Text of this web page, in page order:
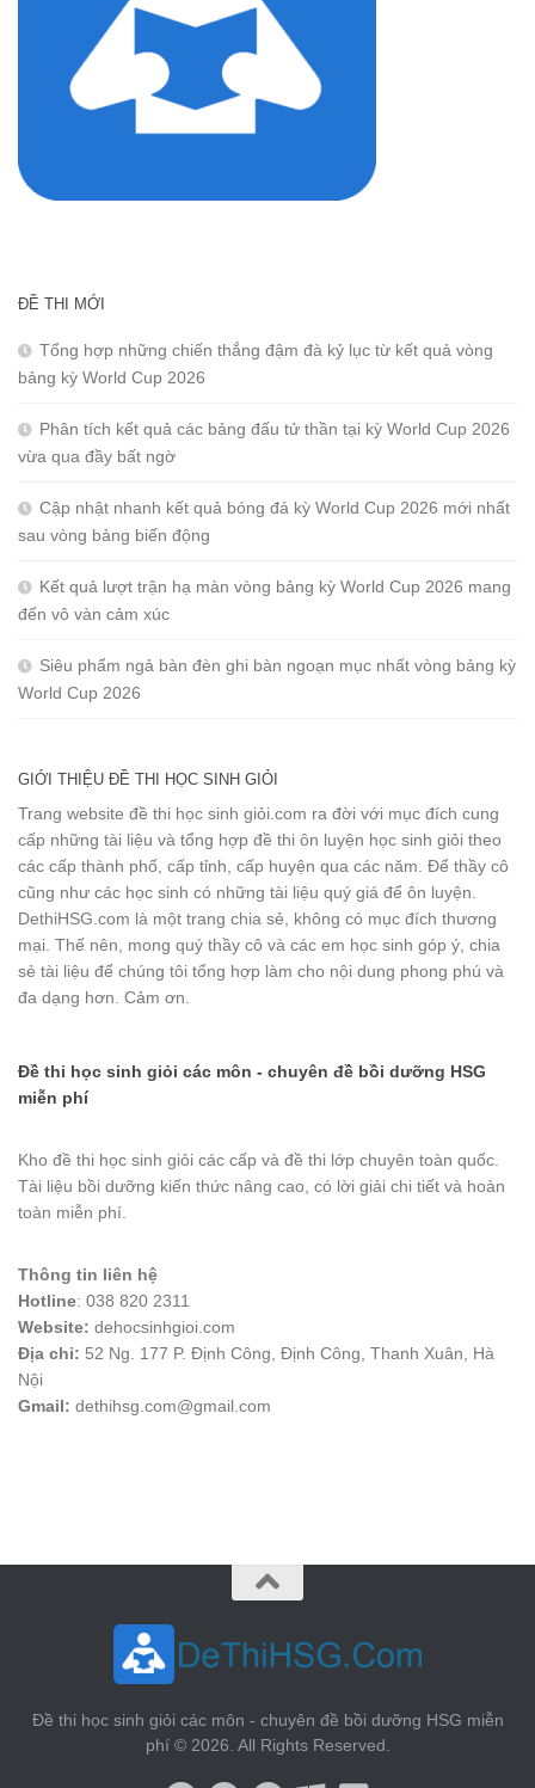
ĐỀ THI MỚI
Tổng hợp những chiến thắng đậm đà kỷ lục từ kết quả vòng
bảng kỳ World Cup 2026
Phân tích kết quả các bảng đấu tử thần tại kỳ World Cup 2026
vừa qua đầy bất ngờ
Cập nhật nhanh kết quả bóng đá kỳ World Cup 2026 mới nhất
sau vòng bảng biến động
Kết quả lượt trận hạ màn vòng bảng kỳ World Cup 2026 mang
đến vô vàn cảm xúc
Siêu phẩm ngả bàn đèn ghi bàn ngoạn mục nhất vòng bảng kỳ
World Cup 2026
GIỚI THIỆU ĐỀ THI HỌC SINH GIỎI
Trang website đề thi học sinh giỏi.com ra đời với mục đích cung
cấp những tài liệu và tổng hợp đề thi ôn luyện học sinh giỏi theo
các cấp thành phố, cấp tỉnh, cấp huyện qua các năm. Để thầy cô
cũng như các học sinh có những tài liệu quý giá để ôn luyện.
DethiHSG.com là một trang chia sẻ, không có mục đích thương
mại. Thế nên, mong quý thầy cô và các em học sinh góp ý, chia
sẻ tài liệu để chúng tôi tổng hợp làm cho nội dung phong phú và
đa dạng hơn. Cảm ơn.
Đề thi học sinh giỏi các môn - chuyên đề bồi dưỡng HSG
miễn phí
Kho đề thi học sinh giỏi các cấp và đề thi lớp chuyên toàn quốc.
Tài liệu bồi dưỡng kiến thức nâng cao, có lời giải chi tiết và hoàn
toàn miễn phí.
Thông tin liên hệ
Hotline: 038 820 2311
Website: dehocsinhgioi.com
Địa chỉ: 52 Ng. 177 P. Định Công, Định Công, Thanh Xuân, Hà
Nội
Gmail: dethihsg.com@gmail.com
Đề thi học sinh giỏi các môn - chuyên đề bồi dưỡng HSG miễn
phí © 2026. All Rights Reserved.